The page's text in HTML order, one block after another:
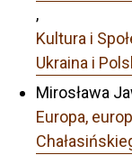
,
Kultura i
Ukraina i
Mirosława
Europa,